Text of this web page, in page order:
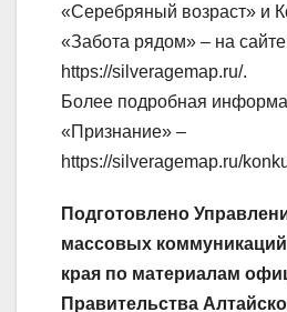
«Серебряный возраст» и
«Забота рядом» – на
https://silveragemap.ru/.
Более подробная
«Признание» –
https://silveragemap.ru/
Подготовлено
массовых
края по материалам
Правительства